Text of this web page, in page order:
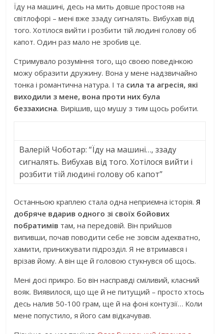
Їду на машині, десь на мить довше простояв на
світлофорі – мені вже ззаду сигналять. Вибухав від
того. Хотілося вийти і розбити тій людині голову об
капот. Один раз мало не зробив це.
Стримувало розуміння того, що своєю поведінкою
можу образити дружину. Вона у мене надзвичайно
тонка і романтична натура. І та сила та агресія, які
виходили з мене, вона проти них була
беззахисна. Вирішив, що мушу з тим щось робити.
Валерій Чоботар: “Їду на машині…, ззаду
сигналять. Вибухав від того. Хотілося вийти і
розбити тій людині голову об капот”
Останньою краплею стала одна неприємна історія.Я
добряче вдарив одного зі своїх бойових
побратимів там, на передовій. Він прийшов
випивши, почав поводити себе не зовсім адекватно,
хамити, принижувати підрозділ. Я не втримався і
врізав йому. А він ще й головою стукнувся об щось.
Мені досі прикро. Бо він насправді сміливий, класний
вояк. Виявилося, що ще й не питущий – просто хтось
десь налив 50-100 грам, ще й на фоні контузії… Коли
мене попустило, я його сам відкачував.